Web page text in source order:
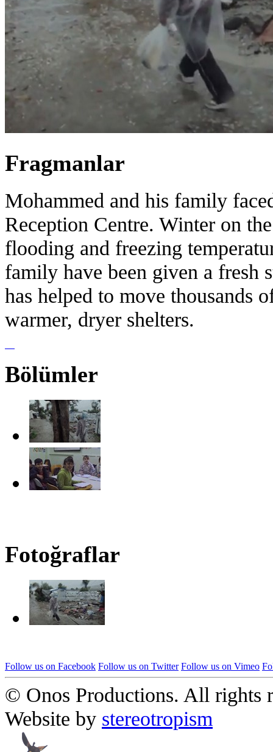
Fragmanlar
Mohammed and his family
Reception Centre. Winter on
flooding and freezing
family have been given a fresh
has helped to move thousands
warmer, dryer shelters.
Bölümler
Fotoğraflar
Follow us on Facebook Follow us on Twitter Follow us on Vimeo
© Onos Productions. All rights
Website by stereotropism